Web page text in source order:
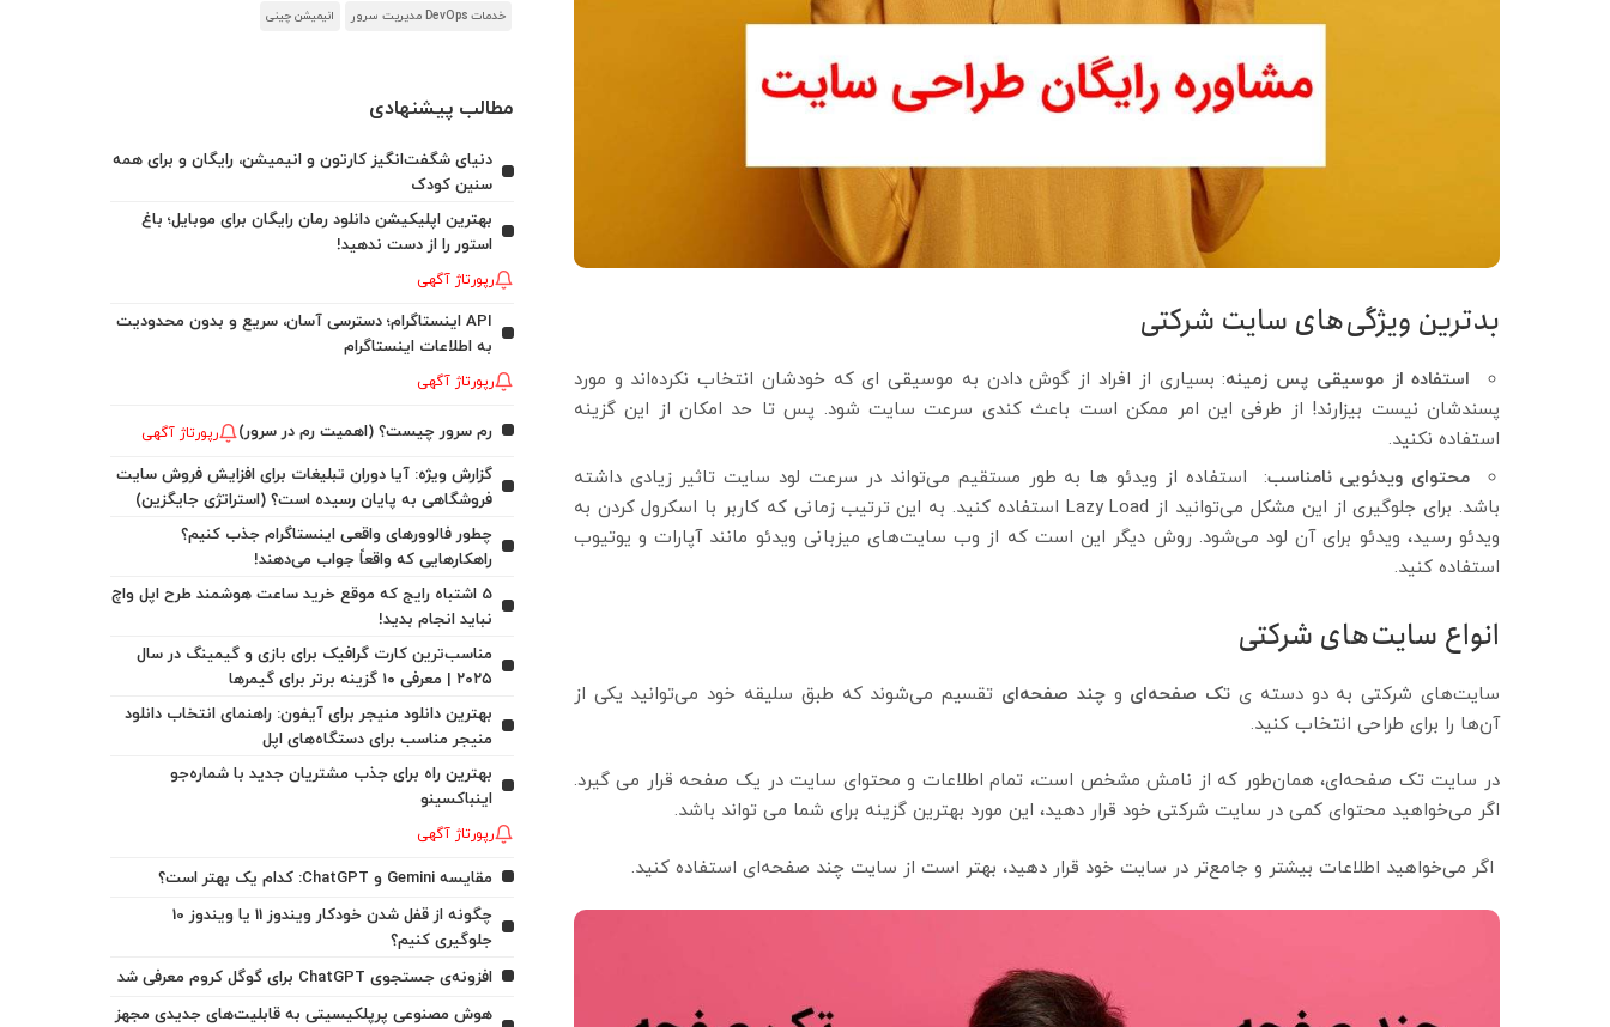
بدترین ویژگی‌های سایت شرکتی
استفاده از موسیقی پس زمینه: بسیاری از افراد از گوش دادن به موسیقی ای که خودشان انتخاب نکرده‌اند و مورد
پسندشان نیست بیزارند! از طرفی این امر ممکن است باعث کندی سرعت سایت شود. پس تا حد امکان از این گزینه
استفاده نکنید.
محتوای ویدئویی نامناسب: استفاده از ویدئو ها به طور مستقیم می‌تواند در سرعت لود سایت تاثیر زیادی داشته
باشد. برای جلوگیری از این مشکل می‌توانید از Lazy Load استفاده کنید. به این ترتیب زمانی که کاربر با اسکرول کردن به
ویدئو رسید، ویدئو برای آن لود می‌شود. روش دیگر این است که از وب سایت‌های میزبانی ویدئو مانند آپارات و یوتیوب
استفاده کنید.
انواع سایت‌های شرکتی
سایت‌های شرکتی به دو دسته یتک صفحه‌ای وچند صفحه‌ای تقسیم می‌شوند که طبق سلیقه خود می‌توانید یکی از
آن‌ها را برای طراحی انتخاب کنید.
در سایت تک صفحه‌ای، همان‌طور که از نامش مشخص است، تمام اطلاعات و محتوای سایت در یک صفحه قرار می گیرد.
اگر می‌خواهید محتوای کمی در سایت شرکتی خود قرار دهید، این مورد بهترین گزینه برای شما می تواند باشد.
اگر می‌خواهید اطلاعات بیشتر و جامع‌تر در سایت خود قرار دهید، بهتر است از سایت چند صفحه‌ای استفاده کنید.
خدمات DevOps مدیریت سرور انیمیشن چینی
مطالب پیشنهادی
دنیای شگفت‌انگیز کارتون و انیمیشن، رایگان و برای همه
سنین کودک
بهترین اپلیکیشن دانلود رمان رایگان برای موبایل؛ باغ
استور را از دست ندهید!
رپورتاژ آگهی
API اینستاگرام؛ دسترسی آسان، سریع و بدون محدودیت
به اطلاعات اینستاگرام
رپورتاژ آگهی
رم سرور چیست؟ (اهمیت رم در سرور) رپورتاژ آگهی
گزارش ویژه: آیا دوران تبلیغات برای افزایش فروش سایت
فروشگاهی به پایان رسیده است؟ (استراتژی جایگزین)
چطور فالوورهای واقعی اینستاگرام جذب کنیم؟
راهکارهایی که واقعاً جواب می‌دهند!
5 اشتباه رایج که موقع خرید ساعت هوشمند طرح اپل واچ
نباید انجام بدید!
مناسب‌ترین کارت گرافیک برای بازی و گیمینگ در سال
۲۰۲۵ | معرفی ۱۰ گزینه برتر برای گیمرها
بهترین دانلود منیجر برای آیفون: راهنمای انتخاب دانلود
منیجر مناسب برای دستگاه‌های اپل
بهترین راه برای جذب مشتریان جدید با شماره‌جو
اینباکسینو
رپورتاژ آگهی
مقایسه Gemini و ChatGPT: کدام یک بهتر است؟
چگونه از قفل شدن خودکار ویندوز 11 یا ویندوز 10
جلوگیری کنیم؟
افزونه‌ی جستجوی ChatGPT برای گوگل کروم معرفی شد
هوش مصنوعی پرپلکیسیتی به قابلیت‌های جدیدی مجهز